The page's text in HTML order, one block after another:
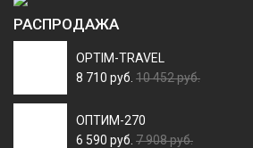
РАСПРОДАЖА
OPTIM-TRAVEL
8 710 руб. 10 452 руб.
ОПТИМ-270
6 590 руб. 7 908 руб.